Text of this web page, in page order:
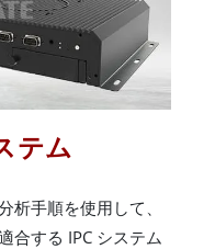
テム
析手順を使用して、
合する IPC システム